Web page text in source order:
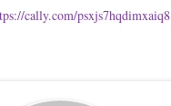
cally.com/psxjs7hqdimxaiq8